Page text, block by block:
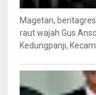
Magetan,
raut wajah Gus
Kedungpanji,